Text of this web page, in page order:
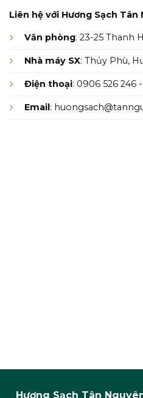
Liên hệ với Hương Sạch Tân
Văn phòng: 23-25 Thanh
Nhà máy SX: Thủy Phù,
Điện thoại: 0906 526 246
Email :
Hương Sạch Tân